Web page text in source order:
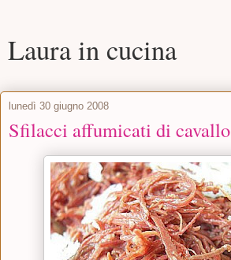
Laura in cucina
lunedì 30 giugno 2008
Sfilacci affumicati di cavallo